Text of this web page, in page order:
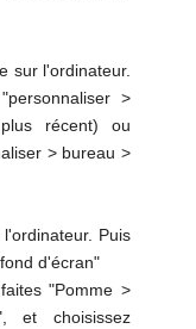
sur l'ordinateur.
>
récent) ou
> bureau >
Puis
d'écran"
"Pomme >
et choisissez